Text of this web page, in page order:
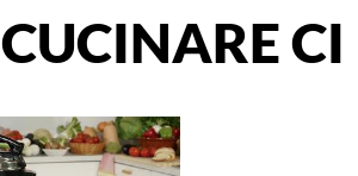
CUCINARE